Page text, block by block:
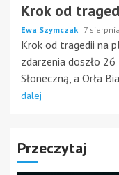
Krok od
Ewa Szymczak 7
Krok od tragedii na
zdarzenia doszło
Słoneczną, a Orła
dalej
Przeczytaj